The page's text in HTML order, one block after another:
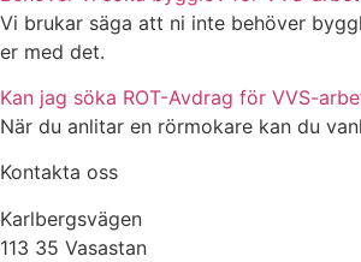
Vi brukar säga att ni inte behöver
er med det.
Kan jag söka ROT-Avdrag för VVS-
När du anlitar en rörmokare kan du
Kontakta oss
Karlbergsvägen
113 35 Vasastan